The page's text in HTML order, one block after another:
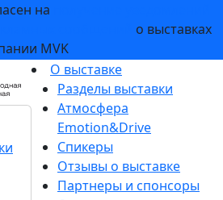
на
о выставках
MVK
О выставке
Разделы выставки
Атмосфера
Emotion&Drive
Спикеры
Отзывы о выставке
Партнеры и спонсоры